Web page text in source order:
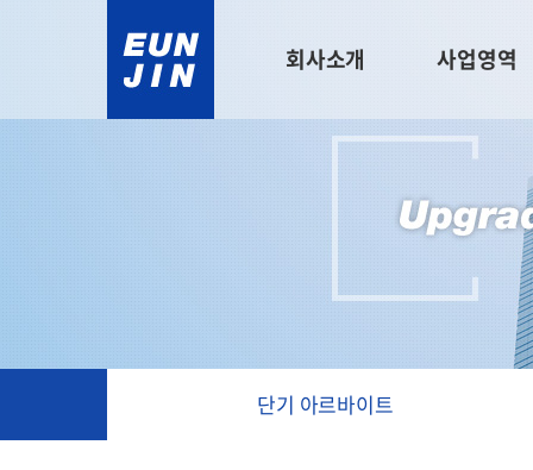
회사소개 사업영역
단기 아르바이트